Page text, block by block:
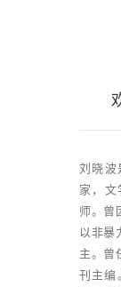
刘晓波
家，
师。曾
以非暴
主。曾
刊主编